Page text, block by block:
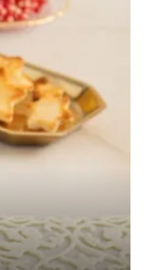
0,22 g
126 Vitamina B9